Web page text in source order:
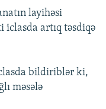
layihəsi
iclasda artıq təsdiqə
bildiriblər ki,
məsələ